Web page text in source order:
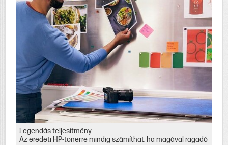
Legendás teljesítmény
Az eredeti HP-tonerre mindig számíthat, ha magával ragadó